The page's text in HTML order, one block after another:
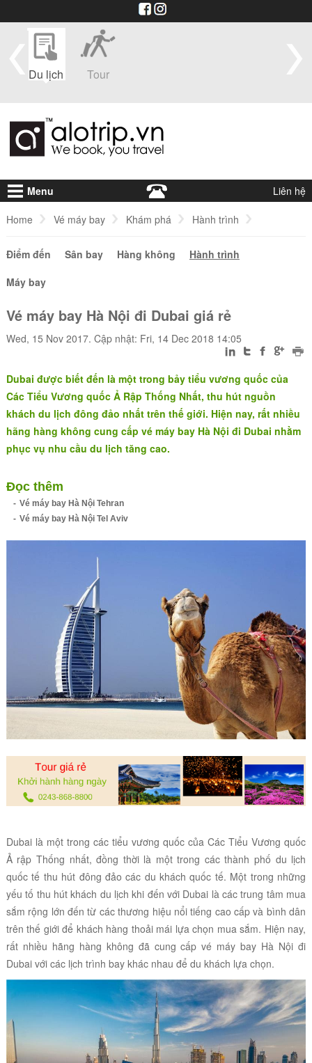
Du lịch Tour
Menu Liên hệ
Home Vé máy bay Khám phá Hành trình
Vé máy bay Hà Nội đi Dubai giá rẻ
Điểm đến Sân bay Hàng không
Hành trình
Máy bay
Vé máy bay Hà Nội đi Dubai giá rẻ
Wed, 15 Nov 2017. Cập nhật: Fri, 14 Dec 2018 14:05
Dubai được biết đến là một trong bảy tiểu vương quốc của
Các Tiểu Vương quốc Ả Rập Thống Nhất, thu hút nguồn
khách du lịch đông đảo nhất trên thế giới. Hiện nay, rất nhiều
hãng hàng không cung cấp vé máy bay Hà Nội đi Dubai nhằm
phục vụ nhu cầu du lịch tăng cao.
Đọc thêm
Vé máy bay Hà Nội Tehran
Vé máy bay Hà Nội Tel Aviv
Dubai là một trong các tiểu vương quốc của Các Tiểu Vương quốc
Ả rập Thống nhất, đồng thời là một trong các thành phố du lịch
quốc tế thu hút đông đảo các du khách quốc tế. Một trong những
yếu tố thu hút khách du lịch khi đến với Dubai là các trung tâm mua
sắm rộng lớn đến từ các thương hiệu nổi tiếng cao cấp và bình dân
trên thế giới để khách hàng thoải mái lựa chọn mua sắm. Hiện nay,
rất nhiều hãng hàng không đã cung cấp vé máy bay Hà Nội đi
Dubai với các lịch trình bay khác nhau để du khách lựa chọn.